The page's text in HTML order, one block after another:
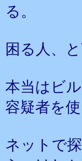
る。
困る人、
本当はビ
容疑者を
ネットで